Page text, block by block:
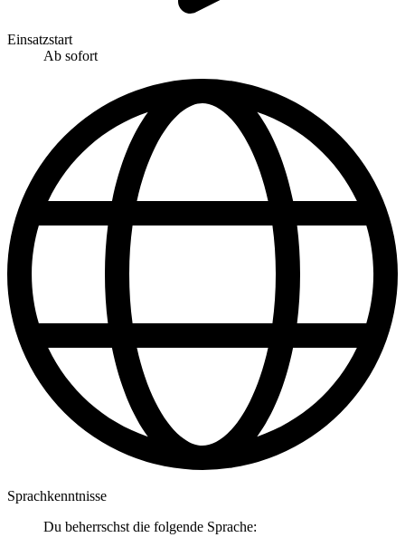
Einsatzstart
Ab sofort
Sprachkenntnisse
Du beherrschst die folgende Sprache: